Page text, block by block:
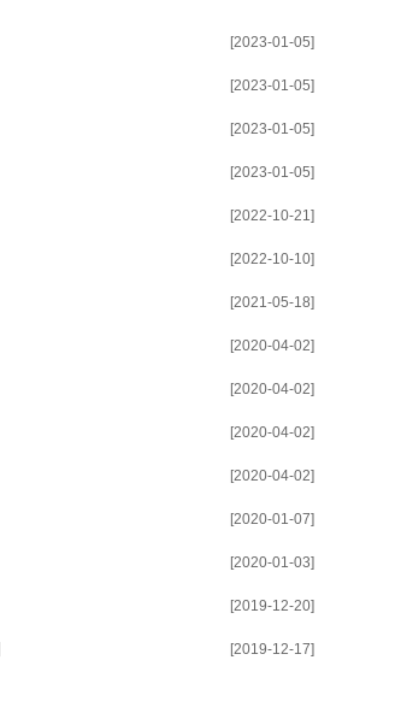
[2023-01-05]
[2023-01-05]
[2023-01-05]
[2023-01-05]
[2022-10-21]
[2022-10-10]
[2021-05-18]
[2020-04-02]
[2020-04-02]
[2020-04-02]
[2020-04-02]
[2020-01-07]
[2020-01-03]
[2019-12-20]
[2019-12-17]